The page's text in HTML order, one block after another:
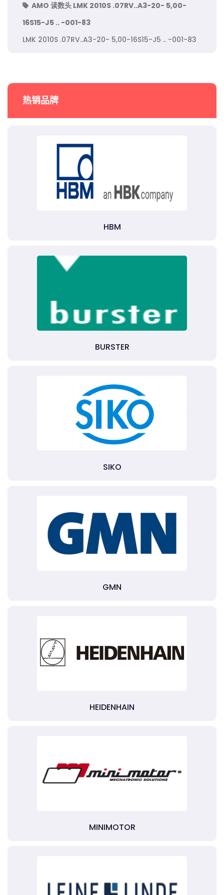
AMO 读数头 LMK 2010S .07RV..A3-20- 5,00-
16S15-J5 .. -001-83
LMK 2010S .07RV..A3-20- 5,00-16S15-J5 .. -001-83
热销品牌
HBM
BURSTER
SIKO
GMN
HEIDENHAIN
MINIMOTOR